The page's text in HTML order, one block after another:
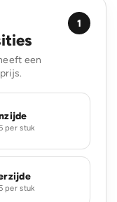
een
1
per stuk
per stuk